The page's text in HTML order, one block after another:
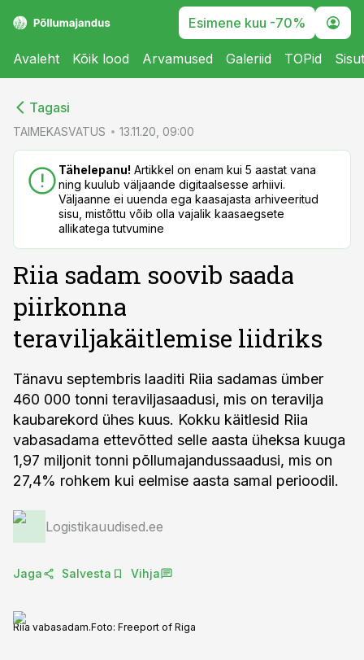
Esimene kuu -70%
Avaleht Kõik lood Arvamused Galeriid TOPid
Tagasi
TAIMEKASVATUS 13.11.20, 09:00
Tähelepanu! Artikkel on enam kui 5 aastat vana
ning kuulub väljaande digitaalsesse arhiivi.
Väljaanne ei uuenda ega kaasajasta arhiveeritud
sisu, mistõttu võib olla vajalik kaasaegsete
allikatega tutvumine
Riia sadam soovib saada
piirkonna
teraviljakäitlemise liidriks
Tänavu septembris laaditi Riia sadamas ümber
460 000 tonni teraviljasaadusi, mis on teravilja
kaubarekord ühes kuus. Kokku käitlesid Riia
vabasadama ettevõtted selle aasta üheksa kuuga
1,97 miljonit tonni põllumajandussaadusi, mis on
27,4% rohkem kui eelmise aasta samal perioodil.
Logistikauudised.ee
Jaga Salvesta Vihja
Riia vabasadam.Foto: Freeport of Riga